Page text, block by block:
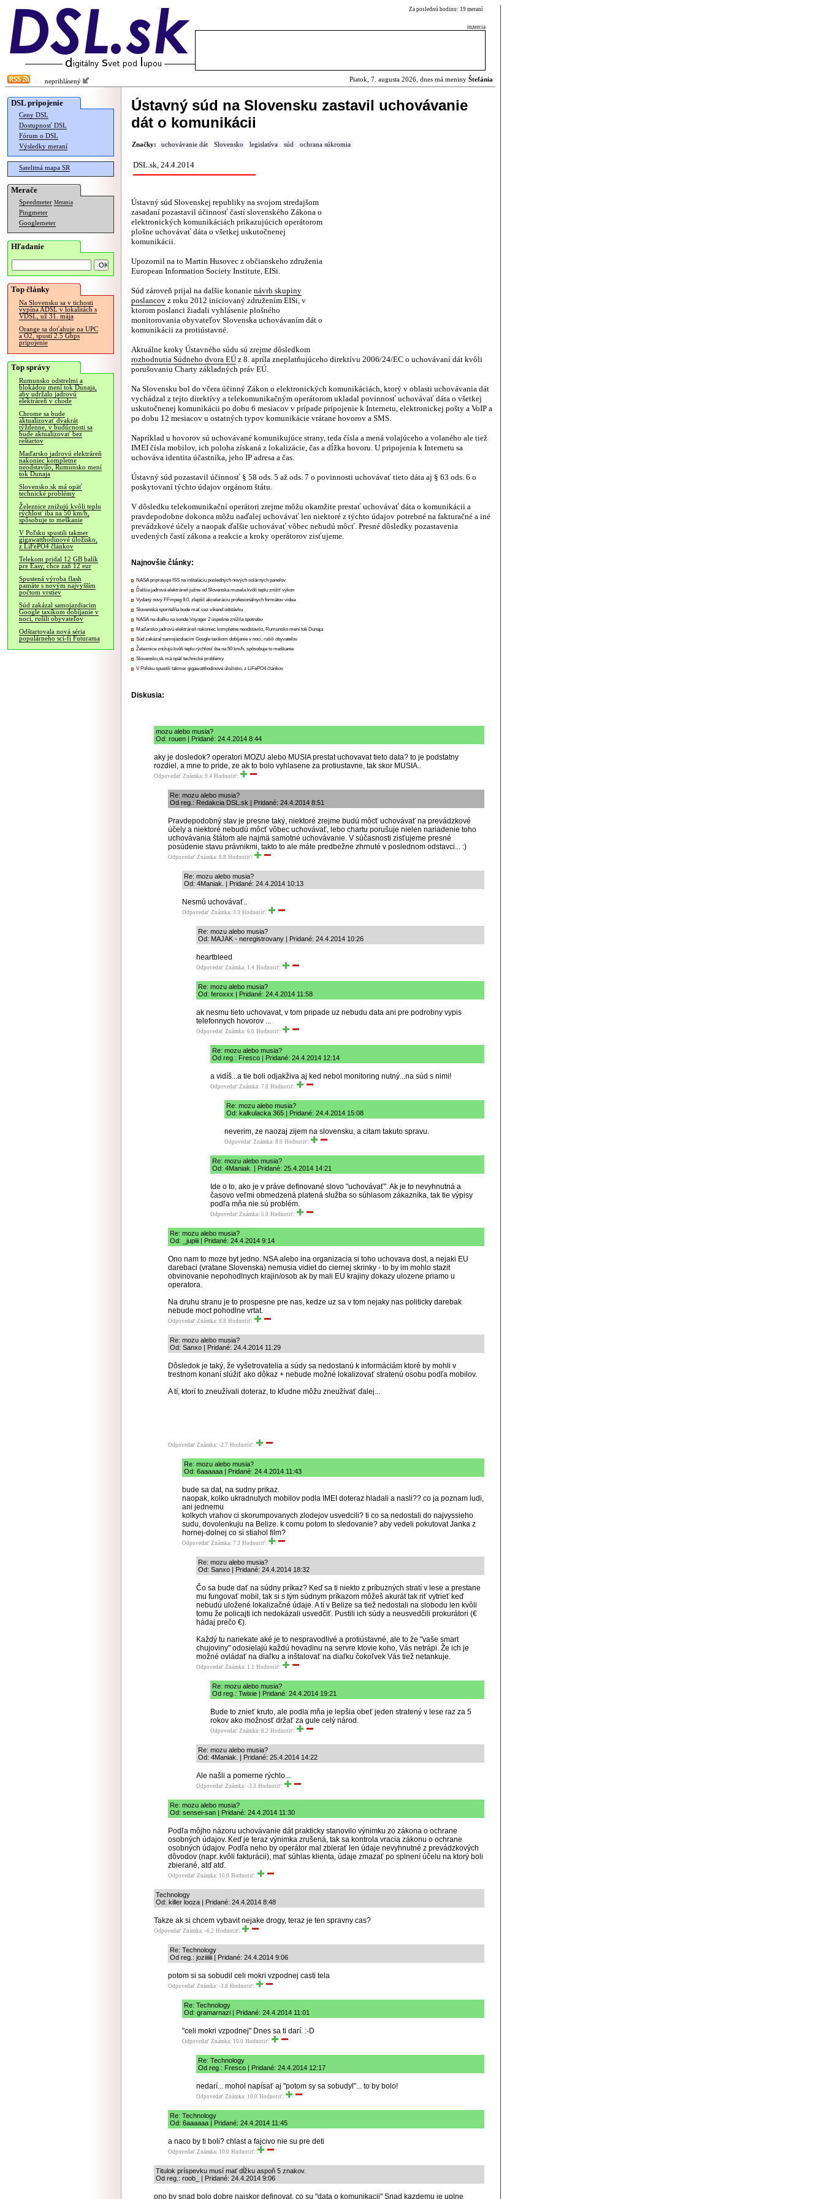
Za poslednú hodinu: 19 meraní
inzercia
neprihlásený Piatok, 7. augusta 2026, dnes má meniny Štefánia
DSL pripojenie
Ceny DSL
Dostupnosť DSL
Fórum o DSL
Výsledky meraní
Satelitná mapa SR
Merače
Speedmeter Merania
Pingmeter
Googlemeter
Hľadanie
Top články
Na Slovensku sa v tichosti
vypína ADSL v lokalitách s
VDSL, už 31. mája
Orange sa doťahuje na UPC
a O2, spustí 2.5 Gbps
pripojenie
Top správy
Rumunsko odstrelmi a
blokádou mení tok Dunaja,
aby udržalo jadrovú
elektráreň v chode
Chrome sa bude
aktualizovať dvakrát
týždenne, v budúcnosti sa
bude aktualizovať bez
reštartov
Maďarsko jadrovú elektráreň
nakoniec kompletne
neodstavilo, Rumunsko mení
tok Dunaja
Slovensko.sk má opäť
technické problémy
Železnice znižujú kvôli teplu
rýchlosť iba na 50 km/h,
spôsobuje to meškanie
V Poľsku spustili takmer
gigawatthodinové úložisko,
z LiFePO4 článkov
Telekom pridal 12 GB balík
pre Easy, chce zaň 12 eur
Spustená výroba flash
pamäte s novým najvyšším
počtom vrstiev
Súd zakázal samojazdiacim
Google taxíkom dobíjanie v
noci, rušili obyvateľov
Odštartovala nová séria
populárneho sci-fi Futurama
Ústavný súd na Slovensku zastavil uchovávanie
dát o komunikácii
Značky: uchovávanie dát Slovensko legislatíva súd ochrana súkromia
DSL.sk, 24.4.2014
Ústavný súd Slovenskej republiky na svojom stredajšom
zasadaní pozastavil účinnosť častí slovenského Zákona o
elektronických komunikáciách prikazujúcich operátorom
plošne uchovávať dáta o všetkej uskutočnenej
komunikácii.
Upozornil na to Martin Husovec z občianskeho združenia
European Information Society Institute, EISi.
Súd zároveň prijal na dalšie konanie návrh skupiny
poslancov z roku 2012 iniciovaný združením EISi, v
ktorom poslanci žiadali vyhlásenie plošného
monitorovania obyvateľov Slovenska uchovávaním dát o
komunikácii za protiústavné.
Aktuálne kroky Ústavného súdu sú zrejme dôsledkom
rozhodnutia Súdneho dvora EÚ z 8. apríla zneplatňujúceho direktívu 2006/24/EC o uchovávaní dát kvôli
porušovaniu Charty základných práv EÚ.
Na Slovensku bol do včera účinný Zákon o elektronických komunikáciách, ktorý v oblasti uchovávania dát
vychádzal z tejto direktívy a telekomunikačným operátorom ukladal povinnosť uchovávať dáta o všetkej
uskutočnenej komunikácii po dobu 6 mesiacov v prípade pripojenie k Internetu, elektronickej pošty a VoIP a
po dobu 12 mesiacov u ostatných typov komunikácie vrátane hovorov a SMS.
Napríklad u hovorov sú uchovávané komunikujúce strany, teda čísla a mená volajúceho a volaného ale tiež
IMEI čísla mobilov, ich poloha získaná z lokalizácie, čas a dĺžka hovoru. U pripojenia k Internetu sa
uchováva identita účastníka, jeho IP adresa a čas.
Ústavný súd pozastavil účinnosť § 58 ods. 5 až ods. 7 o povinnosti uchovávať tieto dáta aj § 63 ods. 6 o
poskytovaní týchto údajov orgánom štátu.
V dôsledku telekomunikační operátori zrejme môžu okamžite prestať uchovávať dáta o komunikácii a
pravdepodobne dokonca môžu naďalej uchovávať len niektoré z týchto údajov potrebné na fakturačné a iné
prevádzkové účely a naopak ďalšie uchovávať vôbec nebudú môcť. Presné dôsledky pozastavenia
uvedených častí zákona a reakcie a kroky operátorov zisťujeme.
Najnovšie články:
NASA pripravuje ISS na inštaláciu posledných nových solárnych panelov
Ďalšia jadrová elektráreň južne od Slovenska musela kvôli teplu znížiť výkon
Vydaný nový FFmpeg 9.0, zlepšil akceleráciu profesionálnych formátov videa
Slovenská sporiteľňa bude mať cez víkend odstávku
NASA na diaľku na sonde Voyager 2 úspešne znížila spotrebu
Maďarsko jadrovú elektráreň nakoniec kompletne neodstavilo, Rumunsko mení tok Dunaja
Súd zakázal samojazdiacim Google taxíkom dobíjanie v noci, rušili obyvateľov
Železnice znižujú kvôli teplu rýchlosť iba na 50 km/h, spôsobuje to meškanie
Slovensko.sk má opäť technické problémy
V Poľsku spustili takmer gigawatthodinové úložisko, z LiFePO4 článkov
Diskusia:
mozu alebo musia?
Od: rouen | Pridané: 24.4.2014 8:44
aky je dosledok? operatori MOZU alebo MUSIA prestat uchovavat tieto data? to je podstatny
rozdiel, a mne to pride, ze ak to bolo vyhlasene za protiustavne, tak skor MUSIA..
Odpovedať Známka: 9.4 Hodnotiť:
Re: mozu alebo musia?
Od reg.: Redakcia DSL.sk | Pridané: 24.4.2014 8:51
Pravdepodobný stav je presne taký, niektoré zrejme budú môcť uchovávať na prevádzkové
účely a niektoré nebudú môcť vôbec uchovávať, lebo chartu porušuje nielen nariadenie toho
uchovávania štátom ale najmä samotné uchovávanie. V súčasnosti zisťujeme presné
posúdenie stavu právnikmi, takto to ale máte predbežne zhrnuté v poslednom odstavci... :)
Odpovedať Známka: 8.8 Hodnotiť:
Re: mozu alebo musia?
Od: 4Maniak. | Pridané: 24.4.2014 10:13
Nesmú uchovávať..
Odpovedať Známka: 3.3 Hodnotiť:
Re: mozu alebo musia?
Od: MAJAK - neregistrovany | Pridané: 24.4.2014 10:26
heartbleed
Odpovedať Známka: 1.4 Hodnotiť:
Re: mozu alebo musia?
Od: feroxxx | Pridané: 24.4.2014 11:58
ak nesmu tieto uchovavat, v tom pripade uz nebudu data ani pre podrobny vypis
telefonnych hovorov ...
Odpovedať Známka: 6.0 Hodnotiť:
Re: mozu alebo musia?
Od reg.: Fresco | Pridané: 24.4.2014 12:14
a vidíš...a tie boli odjakživa aj ked nebol monitoring nutný...na súd s nimi!
Odpovedať Známka: 7.8 Hodnotiť:
Re: mozu alebo musia?
Od: kalkulacka 365 | Pridané: 24.4.2014 15:08
neverim, ze naozaj zijem na slovensku, a citam takuto spravu.
Odpovedať Známka: 8.0 Hodnotiť:
Re: mozu alebo musia?
Od: 4Maniak. | Pridané: 25.4.2014 14:21
Ide o to, ako je v práve definované slovo "uchovávať". Ak je to nevyhnutná a
časovo veľmi obmedzená platená služba so súhlasom zákazníka, tak tie výpisy
podľa mňa nie sú problém.
Odpovedať Známka: 5.0 Hodnotiť:
Re: mozu alebo musia?
Od: _jupiii | Pridané: 24.4.2014 9:14
Ono nam to moze byt jedno. NSA alebo ina organizacia si toho uchovava dost, a nejaki EU
darebaci (vratane Slovenska) nemusia vidiet do ciernej skrinky - to by im mohlo stazit
obvinovanie nepohodlnych krajin/osob ak by mali EU krajiny dokazy ulozene priamo u
operatora.
Na druhu stranu je to prospesne pre nas, kedze uz sa v tom nejaky nas politicky darebak
nebude moct pohodlne vrtat.
Odpovedať Známka: 8.8 Hodnotiť:
Re: mozu alebo musia?
Od: Sanxo | Pridané: 24.4.2014 11:29
Dôsledok je taký, že vyšetrovatelia a súdy sa nedostanú k informáciám ktoré by mohli v
trestnom konaní slúžiť ako dôkaz + nebude možné lokalizovať stratenú osobu podľa mobilov.
A tí, ktorí to zneužívali doteraz, to kľudne môžu zneužívať ďalej...
Odpovedať Známka: -2.7 Hodnotiť:
Re: mozu alebo musia?
Od: 6aaaaaa | Pridané: 24.4.2014 11:43
bude sa dat, na sudny prikaz.
naopak, kolko ukradnutych mobilov podla IMEI doteraz hladali a nasli?? co ja poznam ludi,
ani jednemu
kolkych vrahov ci skorumpovanych zlodejov usvedcili? ti co sa nedostali do najvyssieho
sudu, dovolenkuju na Belize. k comu potom to sledovanie? aby vedeli pokutovat Janka z
hornej-dolnej co si stiahol film?
Odpovedať Známka: 7.3 Hodnotiť:
Re: mozu alebo musia?
Od: Sanxo | Pridané: 24.4.2014 18:32
Čo sa bude dať na súdny príkaz? Keď sa ti niekto z príbuzných stratí v lese a prestane
mu fungovať mobil, tak si s tým súdnym príkazom môžeš akurát tak riť vytrieť keď
nebudú uložené lokalizačné údaje. A tí v Belize sa tiež nedostali na slobodu len kvôli
tomu že policajti ich nedokázali usvedčiť. Pustili ich súdy a neusvedčili prokurátori (€
hádaj prečo €).
Každý tu nariekate aké je to nespravodlivé a protiústavné, ale to že "vaše smart
chujoviny" odosielajú každú hovadinu na servre ktovie koho, Vás netrápi. Že ich je
možné ovládať na diaľku a inštalovať na diaľku čokoľvek Vás tiež netankuje.
Odpovedať Známka: 1.1 Hodnotiť:
Re: mozu alebo musia?
Od reg.: Twixie | Pridané: 24.4.2014 19:21
Bude to znieť kruto, ale podla mňa je lepšia obeť jeden stratený v lese raz za 5
rokov ako možnosť držať za gule celý národ.
Odpovedať Známka: 8.2 Hodnotiť:
Re: mozu alebo musia?
Od: 4Maniak. | Pridané: 25.4.2014 14:22
Ale našli a pomerne rýchlo...
Odpovedať Známka: -3.3 Hodnotiť:
Re: mozu alebo musia?
Od: sensei-san | Pridané: 24.4.2014 11:30
Podľa môjho názoru uchovávanie dát prakticky stanovilo výnimku zo zákona o ochrane
osobných údajov. Keď je teraz výnimka zrušená, tak sa kontrola vracia zákonu o ochrane
osobných údajov. Podľa neho by operátor mal zbierať len údaje nevyhnutné z prevádzkových
dôvodov (napr. kvôli fakturácii), mať súhlas klienta, údaje zmazať po splnení účelu na ktorý boli
zbierané, atď atď.
Odpovedať Známka: 10.0 Hodnotiť:
Technology
Od: killer looza | Pridané: 24.4.2014 8:48
Takze ak si chcem vybavit nejake drogy, teraz je ten spravny cas?
Odpovedať Známka: -6.2 Hodnotiť:
Re: Technology
Od reg.: joziiiiii | Pridané: 24.4.2014 9:06
potom si sa sobudil celi mokri vzpodnej casti tela
Odpovedať Známka: -3.8 Hodnotiť:
Re: Technology
Od: gramarnazi | Pridané: 24.4.2014 11:01
"celi mokri vzpodnej" Dnes sa ti darí. :-D
Odpovedať Známka: 10.0 Hodnotiť:
Re: Technology
Od reg.: Fresco | Pridané: 24.4.2014 12:17
nedarí... mohol napísať aj "potom sy sa sobudyl"... to by bolo!
Odpovedať Známka: 10.0 Hodnotiť:
Re: Technology
Od: 6aaaaaa | Pridané: 24.4.2014 11:45
a naco by ti boli? chlast a fajcivo nie su pre deti
Odpovedať Známka: 10.0 Hodnotiť:
Titulok príspevku musí mať dĺžku aspoň 5 znakov.
Od reg.: roob_ | Pridané: 24.4.2014 9:06
ono by snad bolo dobre najskor definovat, co su "data o komunikacii" Snad kazdemu je uplne